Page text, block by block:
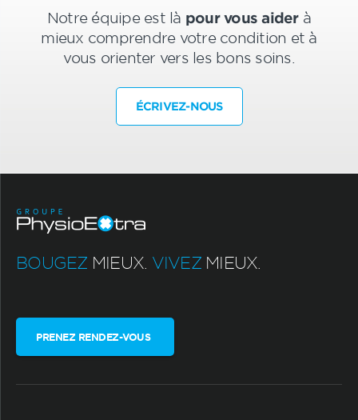
Notre équipe est là pour vous aiderà
mieux comprendre votre condition et à
vous orienter vers les bons soins.
ÉCRIVEZ-NOUS
BOUGEZ MIEUX. VIVEZ MIEUX.
PRENEZ RENDEZ-VOUS